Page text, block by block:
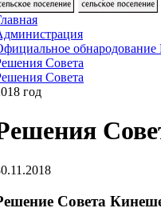
Совета
Совета
год
Совета